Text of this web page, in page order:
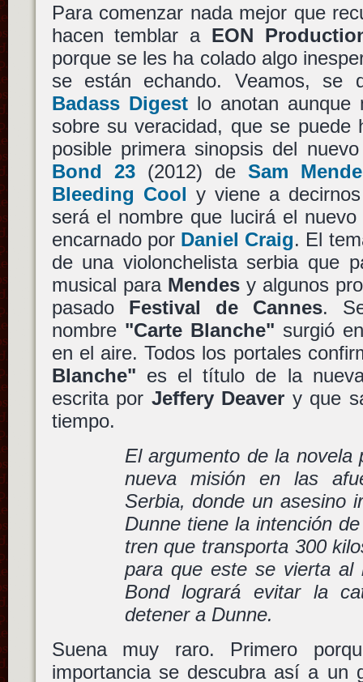
Para comenzar nada mejor que
hacen temblar a EON
porque se les ha colado algo
se están echando. Veamos,
Badass Digestlo anotan aunque
sobre su veracidad, que se puede
posible primera sinopsis del
Bond 23(2012) de Sam
Bleeding Cool y viene a
será el nombre que lucirá el
encarnado por Daniel Craig. El
de una violonchelista serbia que
musical para Mendesy algunos
pasado Festival de Cannes.
nombre "Carte Blanche" surgió
en el aire. Todos los portales
Blanche" es el título de la
escrita por Jeffery Deaver y que
tiempo.
El argumento de la novela
nueva misión en las
Serbia, donde un asesino
Dunne tiene la intención
tren que transporta 300
para que este se vierta al
Bond logrará evitar la
detener a Dunne.
Suena muy raro. Primero
importancia se descubra así a un